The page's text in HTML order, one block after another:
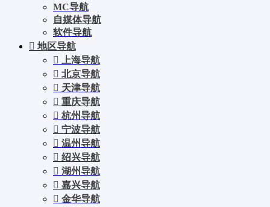
MC导航
自媒体导航
软件导航
地区导航
上海导航
北京导航
天津导航
重庆导航
杭州导航
宁波导航
温州导航
绍兴导航
湖州导航
嘉兴导航
金华导航